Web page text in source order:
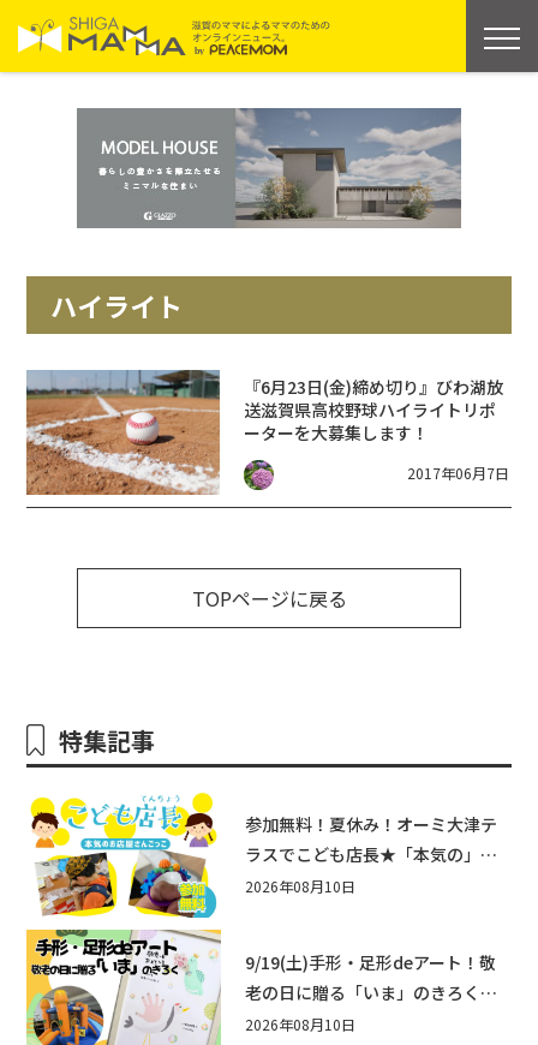
ハイライト
『6月23日(金)締め切り』びわ湖放
送滋賀県高校野球ハイライトリポ
ーターを大募集します！
2017年06月7日
TOPページに戻る
特集記事
参加無料！夏休み！オーミ大津テ
ラスでこども店長★「本気の」お
店屋さんごっこ8/22(土)開催！&ワ
2026年08月10日
9/19(土)手形・足形deアート！敬
老の日に贈る「いま」のきろく♪
他にもふあふあ遊具などお楽しみ
2026年08月10日